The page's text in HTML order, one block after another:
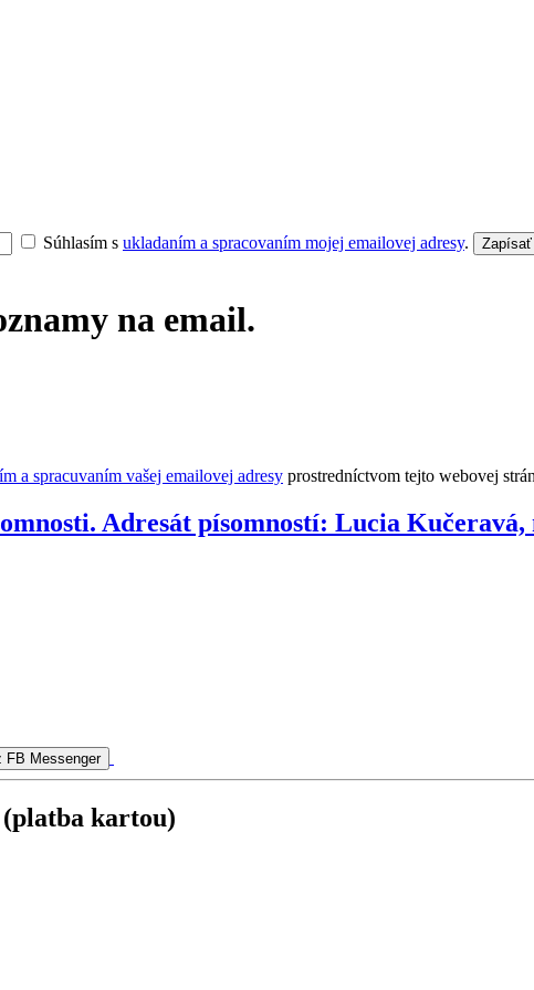
Súhlasím s ukladaním a spracovaním mojej emailovej adresy.
na email.
a spracuvaním vašej emailovej adresy prostredníctvom tejto webovej
Adresát písomností: Lucia Kučeravá,
FB Messenger
kartou)